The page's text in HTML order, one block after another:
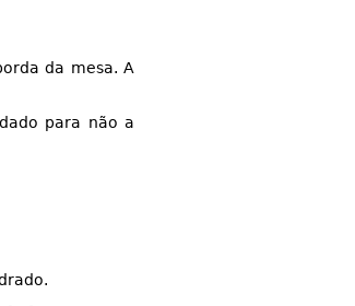
da mesa. A
para não a